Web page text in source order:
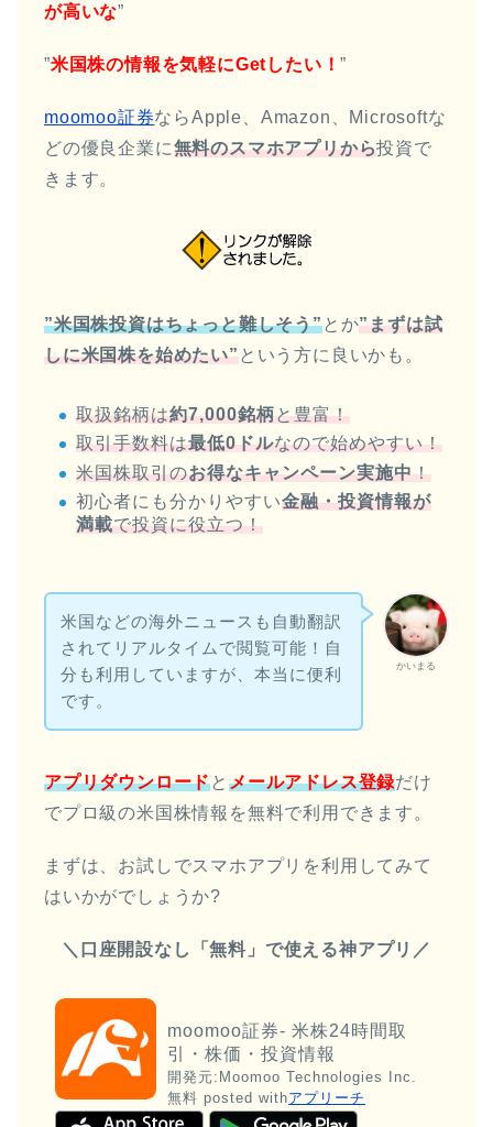
が高いな”
”米国株の情報を気軽にGetしたい！”
moomoo証券ならApple、Amazon、Microsoftな
どの優良企業に無料のスマホアプリから投資で
きます。
”米国株投資はちょっと難しそう”とか”まずは試
しに米国株を始めたい”という方に良いかも。
取扱銘柄は約7,000銘柄と豊富！
取引手数料は最低0ドルなので始めやすい！
米国株取引のお得なキャンペーン実施中！
初心者にも分かりやすい金融・投資情報が
満載で投資に役立つ！
かいまる
米国などの海外ニュースも自動翻訳
されてリアルタイムで閲覧可能！自
分も利用していますが、本当に便利
です。
アプリダウンロードとメールアドレス登録だけ
でプロ級の米国株情報を無料で利用できます。
まずは、お試しでスマホアプリを利用してみて
はいかがでしょうか?
＼口座開設なし「無料」で使える神アプリ／
moomoo証券- 米株24時間取
引・株価・投資情報
開発元: Moomoo Technologies Inc.
無料 posted withアプリーチ